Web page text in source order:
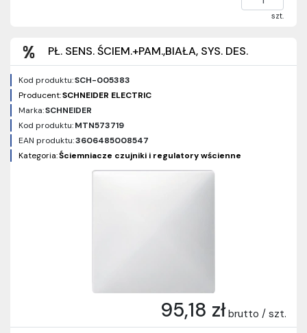
szt.
PŁ. SENS. ŚCIEM.+PAM.,BIAŁA, SYS. DES.
Kod produktu:SCH-005383
Producent:SCHNEIDER ELECTRIC
Marka:SCHNEIDER
Kod produktu:MTN573719
EAN produktu:3606485008547
Kategoria:Ściemniacze czujniki i regulatory wścienne
95,18 zł brutto / szt.